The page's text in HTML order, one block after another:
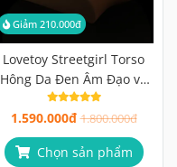
Giảm 210.000đ
Lovetoy Streetgirl Torso
Hông Da Đen Âm Đạo và
Hậu Môn
1.590.000đ 1.800.000đ
Chọn sản phẩm